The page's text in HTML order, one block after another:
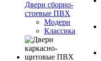
Двери сборно-
стоевые ПВХ
Модерн
Классика